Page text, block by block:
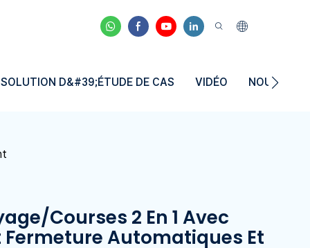
SOLUTION D&#39;ÉTUDE DE CAS VIDÉO
courses 2 En 1 Avec
Automatiques Et